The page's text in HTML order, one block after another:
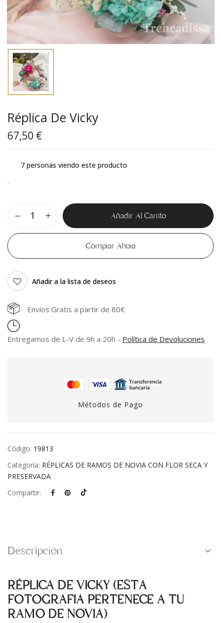
Réplica De Vicky
67,50 €
7 personas viendo este producto
.
Añadir Al Carrito
Comprar Ahora
Añadir a la lista de deseos
Envíos Gratis a partir de 80€
Entregamos de L-V de 9h a 20h - Política de Devoluciones
Métodos de Pago
Código: 19813
Categoría: RÉPLICAS DE RAMOS DE NOVIA CON FLOR SECA Y
PRESERVADA
Compartir:
Descripción
RÉPLICA DE VICKY (ESTA
FOTOGRAFIA PERTENECE A TU
RAMO DE NOVIA)